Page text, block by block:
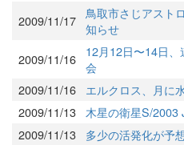
2009/11/17 鳥取市さじアスト
知らせ
2009/11/16
12月12日〜14日
会
2009/11/16
エルクロス、月に
2009/11/13 木星の衛星S/2003
2009/11/13
多少の活発化が予